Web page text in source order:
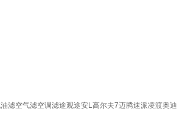
滤空气滤空调滤途观途安L高尔夫7迈腾速派凌渡奥迪